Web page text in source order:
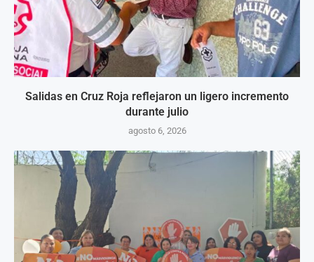
Salidas en Cruz Roja reflejaron un ligero incremento
durante julio
agosto 6, 2026